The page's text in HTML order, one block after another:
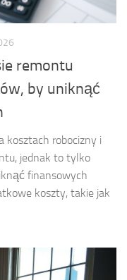
remontu
by uniknąć
kosztach robocizny i
jednak to tylko
finansowych
koszty, takie jak